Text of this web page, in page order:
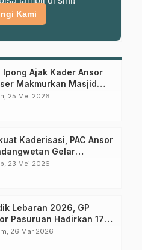
NU Pasuruan.
Kami
Ipong Ajak Kader Ansor
Makmurkan Masjid
Perkuat Kepedulian Sosial
25 Mei 2026
Kaderisasi, PAC Ansor
Gelar
Dua Matra
23 Mei 2026
Lebaran 2026, GP
Pasuruan Hadirkan 17
Pelayanan Pemudik
26 Mar 2026